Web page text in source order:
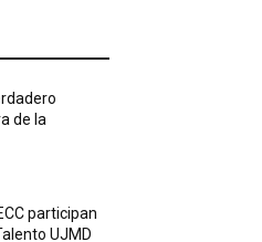
de la
participan
UJMD